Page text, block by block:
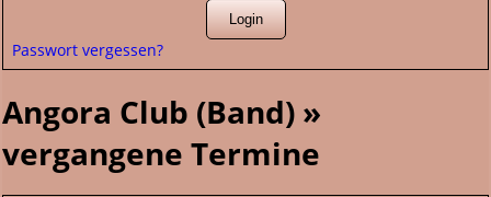
Passwort vergessen?
Angora Club (Band) »
vergangene Termine